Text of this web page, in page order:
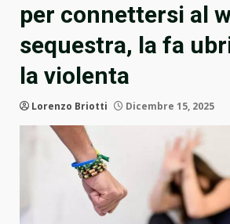
per connettersi al
sequestra, la fa
la violenta
Lorenzo Briotti Dicembre 15, 2025